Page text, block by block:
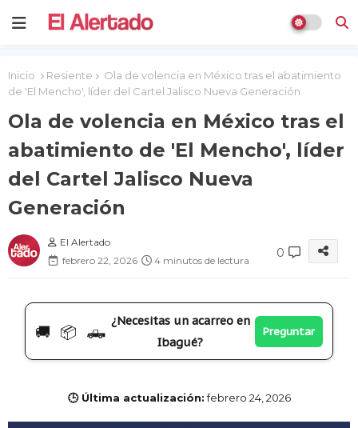
Inicio Resiente
Ola de volencia en México tras el abatimiento
de 'El Mencho', líder del Cartel Jalisco Nueva Generación
Ola de volencia en México tras el
abatimiento de 'El Mencho', líder
del Cartel Jalisco Nueva
Generación
El Alertado
febrero 22, 2026
4 minutos de lectura
0
🚚 📦 🛻
¿Necesitas un acarreo en
Ibagué?
Preguntar
🕒 Última actualización: febrero 24, 2026